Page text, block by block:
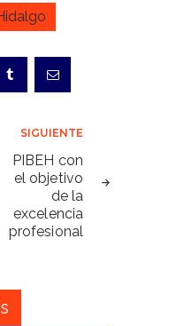
SIGUIENTE
PIBEH con
el objetivo
de la
excelencia
profesional